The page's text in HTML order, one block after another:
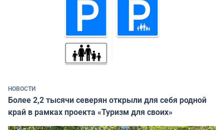
НОВОСТИ
Более 2,2 тысячи северян открыли для себя родной
край в рамках проекта «Туризм для своих»